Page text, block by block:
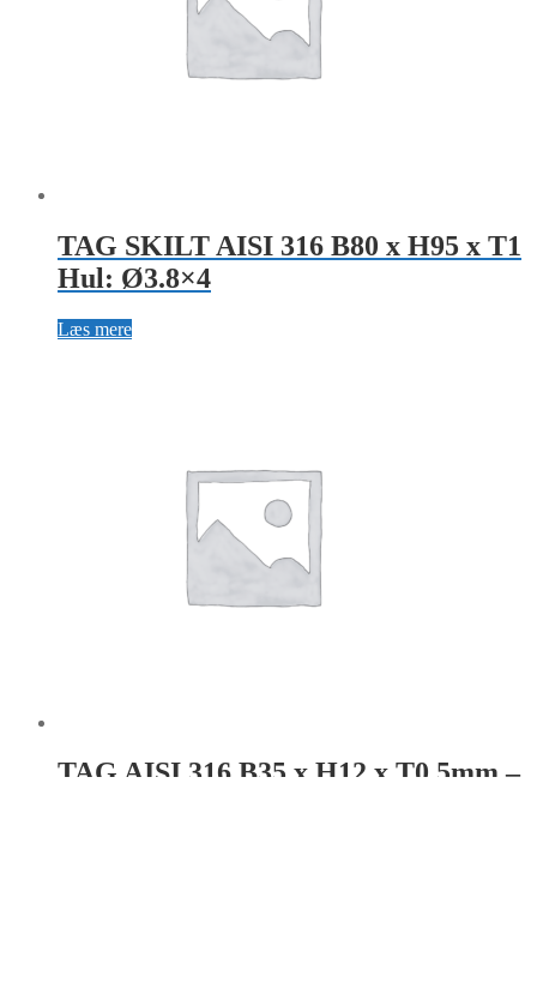
TAG SKILT AISI 316 B80 x H95 x T1
Hul: Ø3.8×4
Læs mere
TAG AISI 316 B35 x H12 x T0,5mm –